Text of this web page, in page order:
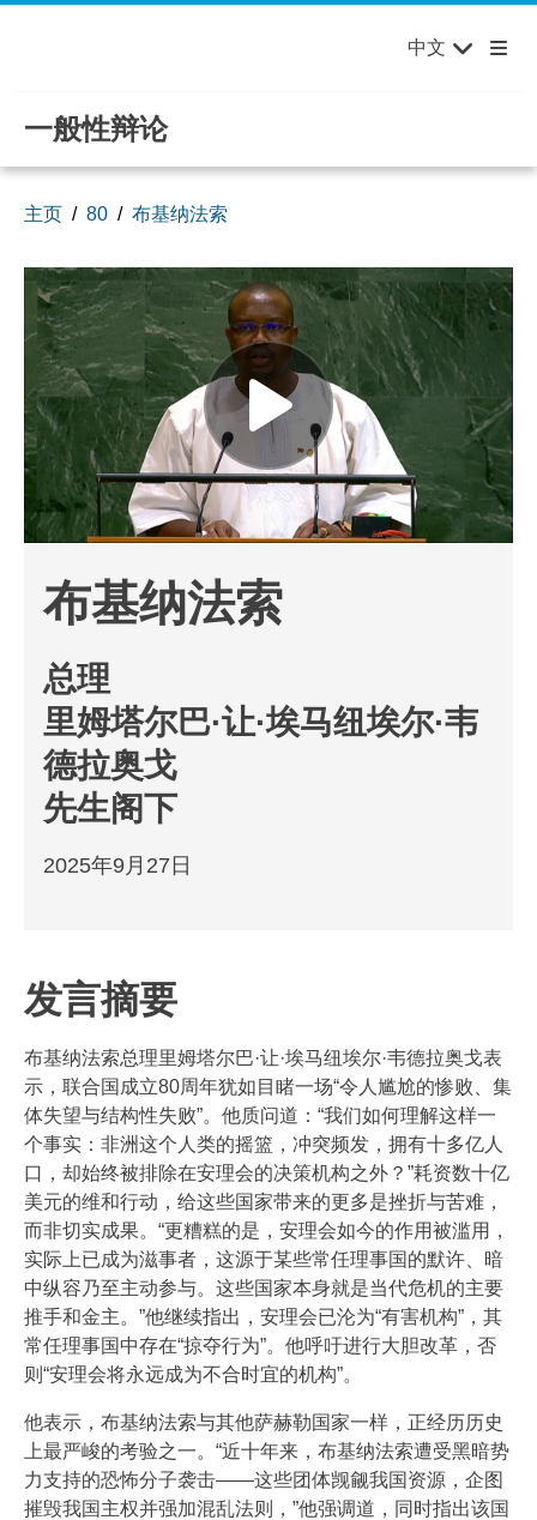
欢迎来到联合国，您的世界！ English Français
Español
中文
一般性辩论
主页 80 布基纳法索
布基纳法索
总理
里姆塔尔巴·让·埃马纽埃尔·韦
德拉奥戈
先生阁下
2025年9月27日
发言摘要
布基纳法索总理里姆塔尔巴·让·埃马纽埃尔·韦德拉奥戈表
示，联合国成立80周年犹如目睹一场“令人尴尬的惨败、集
体失望与结构性失败”。他质问道：“我们如何理解这样一
个事实：非洲这个人类的摇篮，冲突频发，拥有十多亿人
口，却始终被排除在安理会的决策机构之外？”耗资数十亿
美元的维和行动，给这些国家带来的更多是挫折与苦难，
而非切实成果。“更糟糕的是，安理会如今的作用被滥用，
实际上已成为滋事者，这源于某些常任理事国的默许、暗
中纵容乃至主动参与。这些国家本身就是当代危机的主要
推手和金主。”他继续指出，安理会已沦为“有害机构”，其
常任理事国中存在“掠夺行为”。他呼吁进行大胆改革，否
则“安理会将永远成为不合时宜的机构”。
他表示，布基纳法索与其他萨赫勒国家一样，正经历历史
上最严峻的考验之一。“近十年来，布基纳法索遭受黑暗势
力支持的恐怖分子袭击——这些团体觊觎我国资源，企图
摧毁我国主权并强加混乱法则，”他强调道，同时指出该国